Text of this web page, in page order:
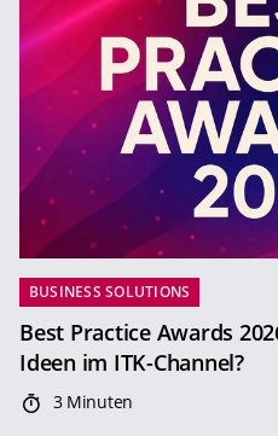
BUSINESS SOLUTIONS
Best Practice Awards
Ideen im ITK-Channel?
3 Minuten